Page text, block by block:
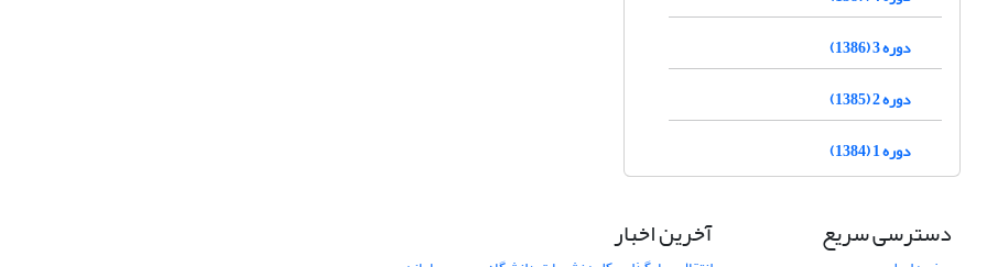
دوره 3 (1386)
دوره 2 (1385)
دوره 1 (1384)
دسترسی سریع آخرین اخبار